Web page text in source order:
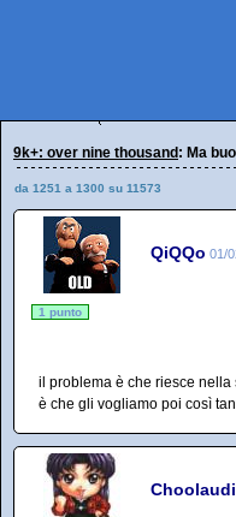
9k+: over nine thousand : Ma
da 1251 a 1300 su 11573
QiQQo 01/
1 punto
il problema è che riesce
è che gli vogliamo poi così